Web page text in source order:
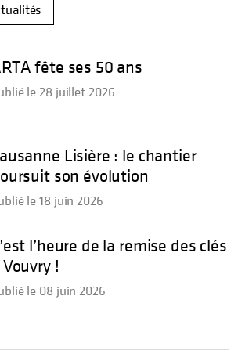
fête ses 50 ans
le 28 juillet 2026
Lisière : le chantier
son évolution
le 18 juin 2026
l’heure de la remise des clés
!
le 08 juin 2026